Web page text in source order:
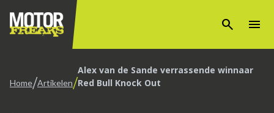
search menu
Home/Artikelen/Alex van de Sande verrassende winnaar
Red Bull Knock Out